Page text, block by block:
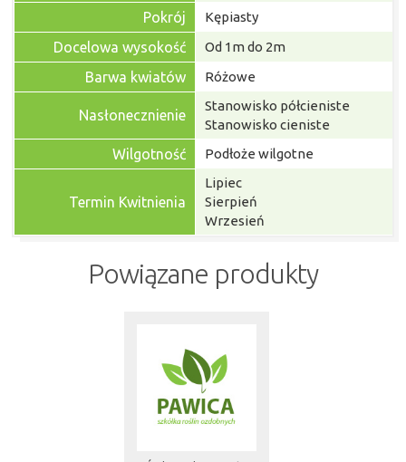
Pokrój Kępiasty
Docelowa wysokość Od 1m do 2m
Barwa kwiatów Różowe
Nasłonecznienie
Stanowisko półcieniste
Stanowisko cieniste
Wilgotność Podłoże wilgotne
Termin Kwitnienia
Lipiec
Sierpień
Wrzesień
Powiązane produkty